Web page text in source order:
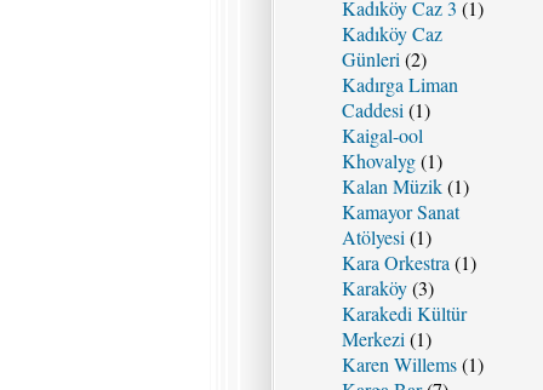
Kadıköy Caz 3 (1)
Kadıköy Caz
Günleri (2)
Kadırga Liman
Caddesi (1)
Kaigal-ool
Khovalyg(1)
Kalan Müzik(1)
Kamayor Sanat
Atölyesi (1)
Kara Orkestra (1)
Karaköy(3)
Karakedi Kültür
Merkezi (1)
Karen Willems(1)